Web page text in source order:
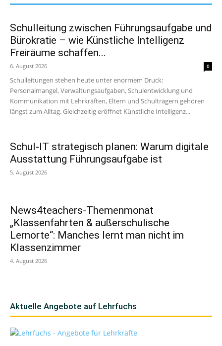
Schulleitung zwischen Führungsaufgabe und
Bürokratie – wie Künstliche Intelligenz
Freiräume schaffen...
6. August 2026 0
Schulleitungen stehen heute unter enormem Druck:
Personalmangel, Verwaltungsaufgaben, Schulentwicklung und
Kommunikation mit Lehrkräften, Eltern und Schulträgern gehören
längst zum Alltag. Gleichzeitig eröffnet Künstliche Intelligenz...
Schul-IT strategisch planen: Warum digitale
Ausstattung Führungsaufgabe ist
5. August 2026
News4teachers-Themenmonat
„Klassenfahrten & außerschulische
Lernorte“: Manches lernt man nicht im
Klassenzimmer
4. August 2026
Aktuelle Angebote auf Lehrfuchs